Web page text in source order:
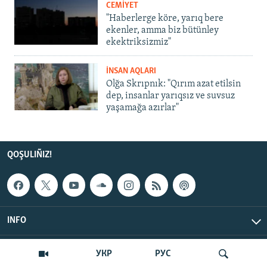
УКР РУС
CEMİYET
"Haberlerge köre, yarıq bere
ekenler, amma biz bütünley
ekektriksizmiz"
İNSAN AQLARI
Olğa Skrıpnık: "Qırım azat etilsin
dep, insanlar yarıqsız ve suvsuz
yaşamağa azırlar"
QOŞULIÑIZ!
INFO
© Qırım.Aqiqat, 2026 | All Rights Reserved.